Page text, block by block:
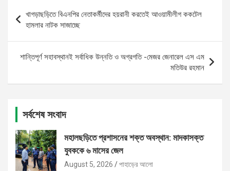
navigation
খাগড়াছড়িতে বিএনপির নেতাকর্মীদের হয়রানী করতেই আওয়ামীলীগ ককটেল
হামলার নাটক সাজাচ্ছে
শান্তিপূর্ণ সহাবস্থানই সর্বাধিক উন্নতি ও অগ্রগতি -মেজর জেনারেল এস এম
মতিউর রহমান
সর্বশেষ সংবাদ
মহালছড়িতে প্রশাসনের শক্ত অবস্থান: মাদকাসক্ত
যুবককে ৬ মাসের জেল
August 5, 2026 পাহাড়ের আলো